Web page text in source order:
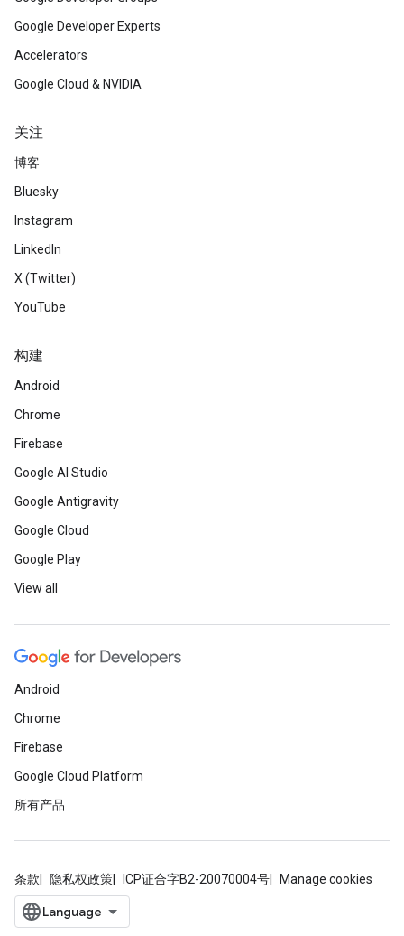
Google Developer Experts
Accelerators
Google Cloud & NVIDIA
关注
博客
Bluesky
Instagram
LinkedIn
X (Twitter)
YouTube
构建
Android
Chrome
Firebase
Google AI Studio
Google Antigravity
Google Cloud
Google Play
View all
Android
Chrome
Firebase
Google Cloud Platform
所有产品
条款 隐私权政策 ICP证合字B2-20070004号 Manage cookies